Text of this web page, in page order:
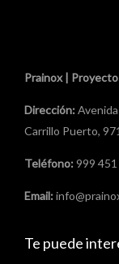
Prainox |
Dirección:
Carrillo Puerto,
Teléfono: 999
Email:
Te puede